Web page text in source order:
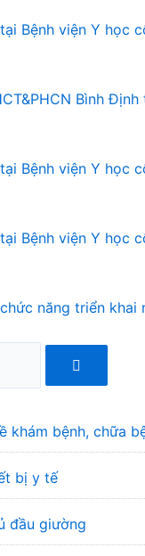
Bệnh viện Y học
Bình
Bệnh viện Y học
Bệnh viện Y học
năng triển
khám bệnh, chữa
bị y tế
đầu giường